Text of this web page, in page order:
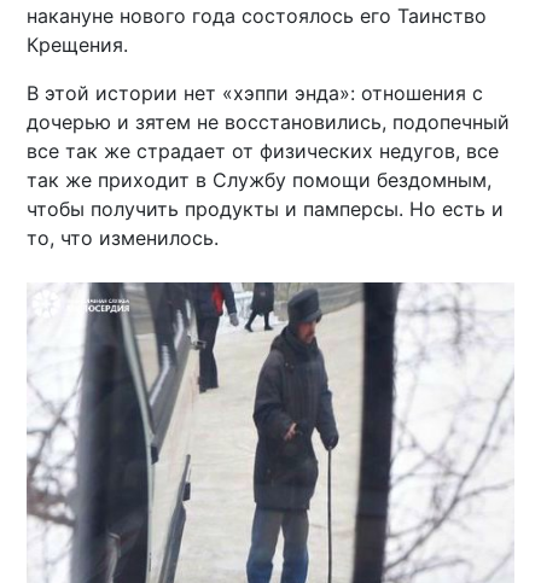
накануне нового года состоялось его Таинство
Крещения.
В этой истории нет «хэппи энда»: отношения с
дочерью и зятем не восстановились, подопечный
все так же страдает от физических недугов, все
так же приходит в Службу помощи бездомным,
чтобы получить продукты и памперсы. Но есть и
то, что изменилось.